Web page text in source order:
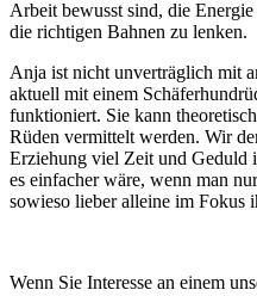
Arbeit bewusst sind, die
die richtigen Bahnen zu lenken.
Anja ist nicht unverträglich mit
aktuell mit einem
funktioniert. Sie kann
Rüden vermittelt werden. Wir
Erziehung viel Zeit und Geduld
es einfacher wäre, wenn man
sowieso lieber alleine im Fokus
Wenn Sie Interesse an einem